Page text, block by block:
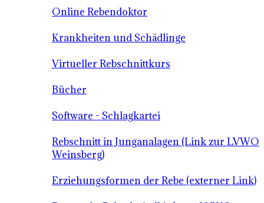
Online Rebendoktor
Krankheiten und Schädlinge
Virtueller Rebschnittkurs
Bücher
Software - Schlagkartei
Rebschnitt in Junganalagen (Link zur LVWO
Weinsberg)
Erziehungsformen der Rebe (externer Link)